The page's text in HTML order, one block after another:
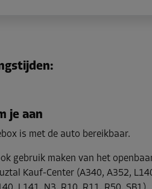
15,5 m³
1,4 m²
3,5 m³
:
je aan
is met de auto bereikbaar.
gebruik maken van het
Kauf-Center (A340, A352,